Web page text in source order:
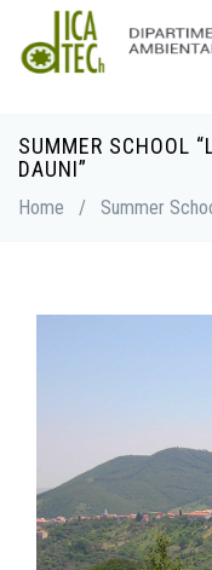
main
SUMMER SCHOOL
DAUNI”
Breadcrumb
Home / Summer